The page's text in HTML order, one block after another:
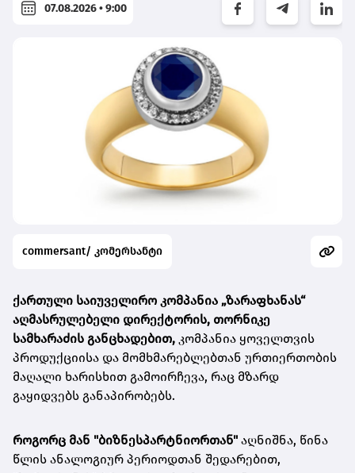
07.08.2026 • 9:00
commersant/ კომერსანტი
ქართული საიუველირო კომპანია „ზარაფხანას“
აღმასრულებელი დირექტორის, თორნიკე
სამხარაძის განცხადებით, კომპანია ყოველთვის
პროდუქციისა და მომხმარებლებთან ურთიერთობის
მაღალი ხარისხით გამოირჩევა, რაც მზარდ
გაყიდვებს განაპირობებს.
როგორც მან "ბიზნესპარტნიორთან" აღნიშნა, წინა
წლის ანალოგიურ პერიოდთან შედარებით,